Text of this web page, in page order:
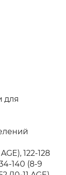
для
122-128
140 (8-9